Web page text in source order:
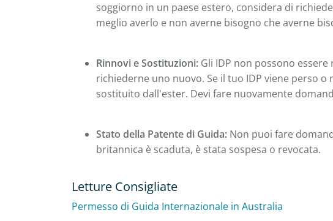
soggiorno in un paese estero, considera di
meglio averlo e non averne bisogno che averne
Rinnovi e Sostituzioni: Gli IDP non possono
richiederne uno nuovo. Se il tuo IDP viene perso
sostituito dall'ester. Devi fare nuovamente
Stato della Patente di Guida: Non puoi fare
britannica è scaduta, è stata sospesa o revocata.
Letture Consigliate
Permesso di Guida Internazionale in Australia